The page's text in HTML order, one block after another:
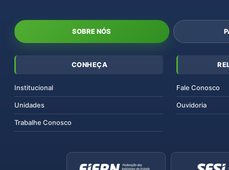
SOBRE NÓS
CONHEÇA
Institucional
Unidades
Trabalhe Conosco
Fale Conosco
Ouvidoria